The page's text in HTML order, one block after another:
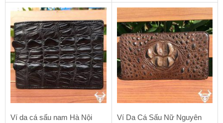
0
out
5
là:
2,550,000₫.
tại
là:
0
out
of
5
Ví da cá sấu nam Hà Nội
Ví Da Cá Sấu Nữ Nguyên